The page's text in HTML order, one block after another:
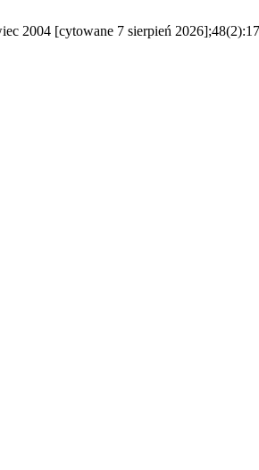
2004 [cytowane 7 sierpień